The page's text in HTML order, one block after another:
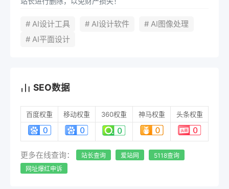
# AI设计工具 # AI设计软件
# AI图像处理
# AI平面设计
SEO数据
百度权重 移动权重 360权重 神马权重 头条权重
更多在线查询： 站长查询 爱站网
5118查询
网址爆红申诉